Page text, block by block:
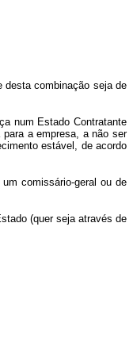
combinação seja de
num Estado Contratante
a empresa, a não ser
estável, de acordo
comissário-geral ou de
(quer seja através de